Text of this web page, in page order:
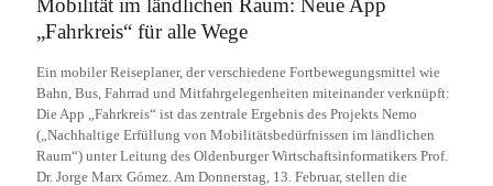
Mobilität im ländlichen Raum: Neue App
„Fahrkreis“ für alle Wege
Ein mobiler Reiseplaner, der verschiedene Fortbewegungsmittel wie
Bahn, Bus, Fahrrad und Mitfahrgelegenheiten miteinander verknüpft:
Die App „Fahrkreis“ ist das zentrale Ergebnis des Projekts Nemo
(„Nachhaltige Erfüllung von Mobilitätsbedürfnissen im ländlichen
Raum“) unter Leitung des Oldenburger Wirtschaftsinformatikers Prof.
Dr. Jorge Marx Gómez. Am Donnerstag, 13. Februar, stellen die